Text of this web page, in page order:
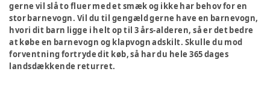
gerne vil slå to fluer med et smæk og ikke har behov for en
stor barnevogn. Vil du til gengæld gerne have en barnevogn,
hvori dit barn ligge i helt op til 3 års-alderen, så er det bedre
at købe en barnevogn og klapvogn adskilt. Skulle du mod
forventning fortryde dit køb, så har du hele 365 dages
landsdækkende returret.